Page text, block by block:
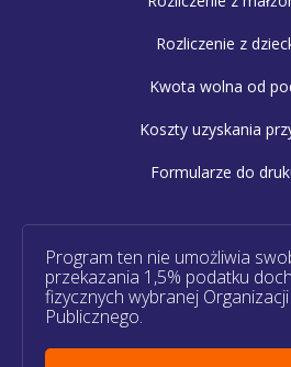
Rozliczenie z
Kwota wolna od
Koszty uzyskania
Formularze do
Program ten nie umożliwia
przekazania 1,5% podatku
fizycznych wybranej
Publicznego.